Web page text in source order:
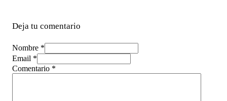
Deja tu comentario
Nombre *
Email *
Comentario *